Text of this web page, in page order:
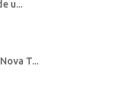
u...
T...